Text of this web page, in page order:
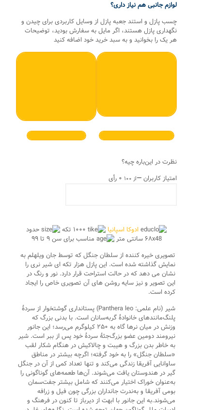
لوازم جانبی هم نیاز داری؟
چسب پازل و استند جعبه پازل از وسایل کاربردی برای چیدن و
نگهداری پازل هستند، اگر مایل به سفارش بودید، توضیحات
هر یک را بخوانید و به سبد خرید خود اضافه کنید
نظرت در این‌باره چیه؟
امتیاز کاربران—از ۱۰۰ ۰ رأی
ادوکا اسپانیا
حدود
۶۸x48 سانتی متر
مناسب برای سن ۹ تا ۹۹
تصویری خیره کننده از سلطان جنگل که توسط جان ویلهلم به
نمایش گذاشته شده است. این پازل هزار تکه ای شیر نری را
نشان می دهد که در حالت استراحت قرار دارد. نور و رنگ در
این تصویر و نیز سایه روشن های آن تصویری خاص را ایجاد
کرده است.
شیر (نام علمی: Panthera leo) پستانداری گوشتخوار از سردهٔ
پلنگ‌مانندهای خانوادهٔ گربه‌سانان است. با بدنی بزرگ که
وزنش در میان نرها گاه به ٢۵٠ کیلوگرم می‌رسد؛ این جانور
نیرومند دومین عضو بزرگ‌جثهٔ سردهٔ خود پس از ببر است. شیر
به خاطر بدن بزرگ و هیبت و چالاکیش در هنگام شکار لقب
«سلطان جنگل» را به خود گرفته؛ اگرچه بیشتر در مناطق
ساوانایی آفریقا زندگی می‌کند و تنها تعداد کمی از آن در جنگل
گیر در هندوستان یافت می‌شوند. آن‌ها طعمه‌های گوناگونی را
به‌عنوان خوراک اختیار می‌کنند که شامل بیشتر جفت‌سمان
بومی آفریقا و به‌ندرت جانداران بزرگی چون فیل و زرافه
می‌شوند.به این جانور با ابهت از دیرباز تا کنون در فرهنگ و